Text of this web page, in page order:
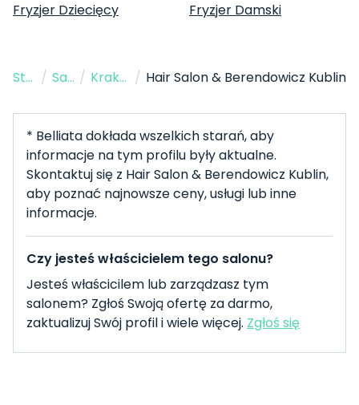
Fryzjer Dziecięcy
Fryzjer Damski
Strona Główna / Salon Fryzjerski / Kraków / Hair Salon & Berendowicz Kublin
* Belliata dokłada wszelkich starań, aby
informacje na tym profilu były aktualne.
Skontaktuj się z Hair Salon & Berendowicz Kublin,
aby poznać najnowsze ceny, usługi lub inne
informacje.
Czy jesteś właścicielem tego salonu?
Jesteś właścicilem lub zarządzasz tym
salonem? Zgłoś Swoją ofertę za darmo,
zaktualizuj Swój profil i wiele więcej. Zgłoś się